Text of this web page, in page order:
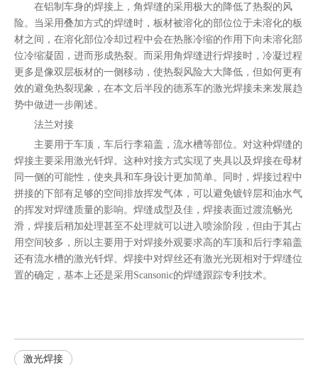
在铝制车身的焊接上，角焊缝的采用极大的降低了热裂的风
险。当采用叠加方式的焊缝时，板材被溶化的部位位于未溶化的板
材之间，在溶化部位冷却过程中会在热胀冷缩的作用下向未溶化部
位冷缩凝固，进而形成热裂。而采用角焊缝进行焊接时，冷凝过程
更多是像双层板材的一侧移动，使热裂风险大大降低，但如何更有
效的避免热裂现象，在本文后半段的德系车的激光焊接未来发展趋
势中做进一步阐述。
法兰对接
主要用于车顶，车后行李箱盖，流水槽等部位。对这种焊缝的
焊接主要采用激光钎焊。这种对接方式实现了夹具以及焊接在母材
同一侧的可能性，使夹具和车身设计更加简单。同时，焊接过程中
拼接的下部有足够的空间排放挥发气体，可以避免镀锌层和油水气
的挥发对焊缝质量的影响。焊缝成型及佳，焊接表面过渡流畅光
滑，焊接后稍加处理甚至不处理就可以进入喷涂阶段，但由于其占
用空间较多，所以主要用于对焊接外观要求高的车顶和后行李箱盖
还有流水槽的激光钎焊。焊接中对焊丝还有激光光斑相对于焊缝位
置的确定，基本上还是采用Scansonic的焊缝跟踪专利技术。
激光焊接